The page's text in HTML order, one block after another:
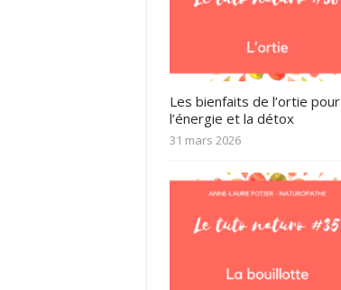
Les bienfaits de l’ortie pour
l’énergie et la détox
31 mars 2026